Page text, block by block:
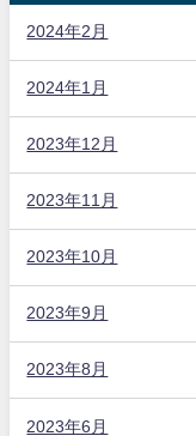
2024年2月
2024年1月
2023年12月
2023年11月
2023年10月
2023年9月
2023年8月
2023年6月